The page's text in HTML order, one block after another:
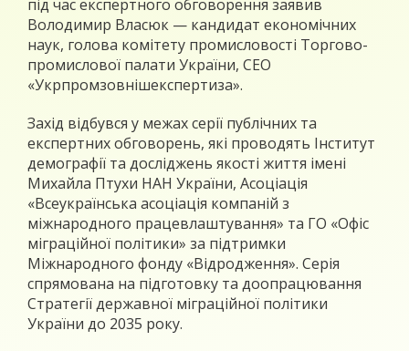
під час експертного обговорення заявив
Володимир Власюк — кандидат економічних
наук, голова комітету промисловості Торгово-
промислової палати України, СЕО
«Укрпромзовнішекспертиза».
Захід відбувся у межах серії публічних та
експертних обговорень, які проводять Інститут
демографії та досліджень якості життя імені
Михайла Птухи НАН України, Асоціація
«Всеукраїнська асоціація компаній з
міжнародного працевлаштування» та ГО «Офіс
міграційної політики» за підтримки
Міжнародного фонду «Відродження». Серія
спрямована на підготовку та доопрацювання
Стратегії державної міграційної політики
України до 2035 року.